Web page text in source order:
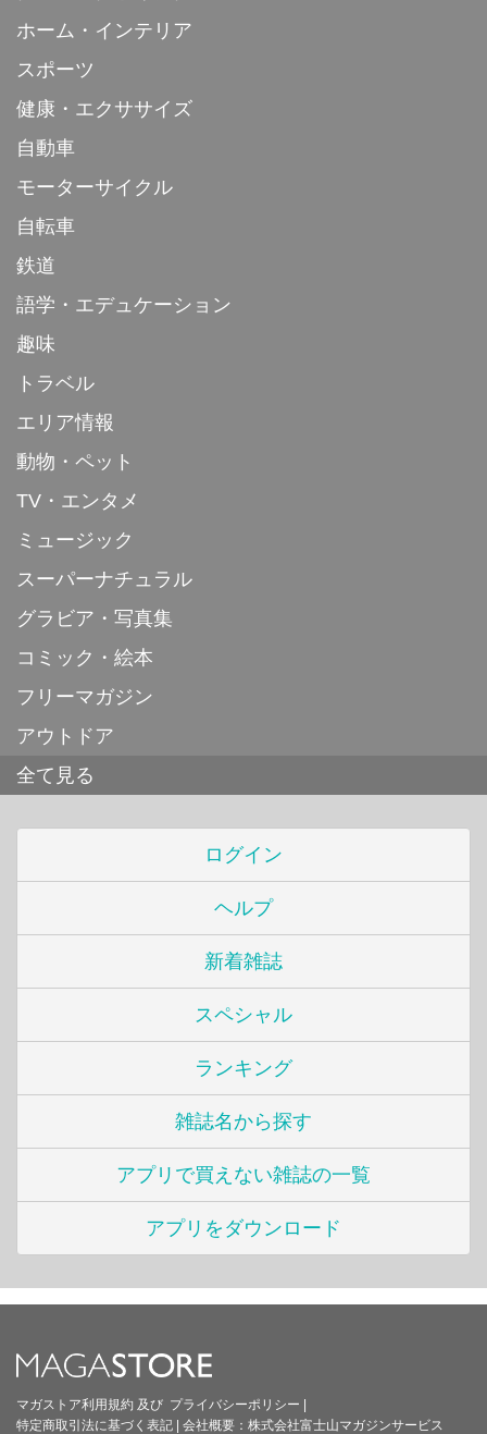
ホーム・インテリア
スポーツ
健康・エクササイズ
自動車
モーターサイクル
自転車
鉄道
語学・エデュケーション
趣味
トラベル
エリア情報
動物・ペット
TV・エンタメ
ミュージック
スーパーナチュラル
グラビア・写真集
コミック・絵本
フリーマガジン
アウトドア
全て見る
ログイン
ヘルプ
新着雑誌
スペシャル
ランキング
雑誌名から探す
アプリで買えない雑誌の一覧
アプリをダウンロード
マガストア利用規約 及び プライバシーポリシー
特定商取引法に基づく表記
会社概要： 株式会社富士山マガジンサービス